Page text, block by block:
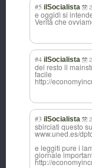
#5 ilSocialista
e oggidì si
Verità che
#4 ilSocialista
del resto il
facile
http://
#3 ilSocialista
sbirciati questo
www.uned.es/
e leggiti pure i
giornale
http://